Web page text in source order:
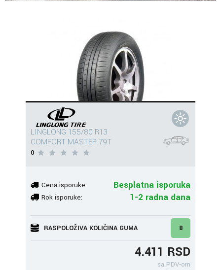
LINGLONG 155/80 R13
COMFORT MASTER 79T
0
Cena isporuke: Besplatna isporuka
Rok isporuke: 1-2 radna dana
RASPOLOŽIVA KOLIČINA GUMA 8
4.411 RSD
sa PDV-om